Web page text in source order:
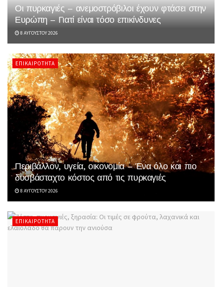
Οι πυρκαγιές – ανεμοστρόβιλοι έχουν φτάσει στην
Ευρώπη – Γιατί είναι τόσο επικίνδυνες
8 ΑΥΓΟΎΣΤΟΥ 2026
ΕΠΙΚΑΙΡΌΤΗΤΑ
Περιβάλλον, υγεία, οικονομία – Ένα όλο και πιο
δυσβάσταχτο κόστος από τις πυρκαγιές
8 ΑΥΓΟΎΣΤΟΥ 2026
ΕΠΙΚΑΙΡΌΤΗΤΑ